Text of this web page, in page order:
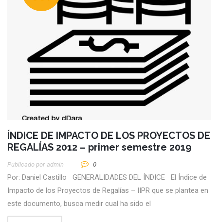
ÍNDICE DE IMPACTO DE LOS PROYECTOS DE
REGALÍAS 2012 – primer semestre 2019
Publicado por Admin 0
Por: Daniel Castillo GENERALIDADES DEL ÍNDICE El Índice de
Impacto de los Proyectos de Regalías – IIPR que se plantea en
este documento, busca medir cual ha sido el